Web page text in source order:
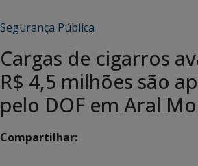
Segurança Pública
Cargas de cigarros
R$ 4,5 milhões são
pelo DOF em Aral
Compartilhar: